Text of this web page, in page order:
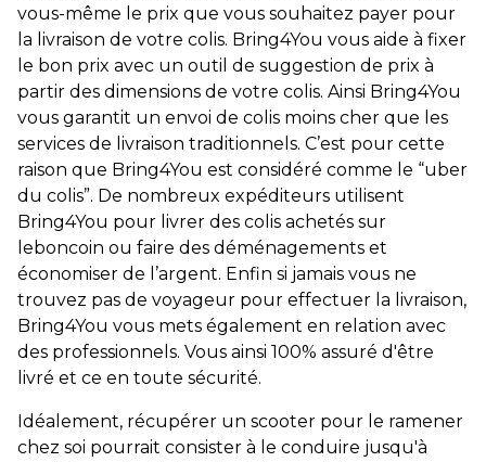
vous-même le prix que vous souhaitez payer pour
la livraison de votre colis. Bring4You vous aide à fixer
le bon prix avec un outil de suggestion de prix à
partir des dimensions de votre colis. Ainsi Bring4You
vous garantit un envoi de colis moins cher que les
services de livraison traditionnels. C’est pour cette
raison que Bring4You est considéré comme le “uber
du colis”. De nombreux expéditeurs utilisent
Bring4You pour livrer des colis achetés sur
leboncoin ou faire des déménagements et
économiser de l’argent. Enfin si jamais vous ne
trouvez pas de voyageur pour effectuer la livraison,
Bring4You vous mets également en relation avec
des professionnels. Vous ainsi 100% assuré d'être
livré et ce en toute sécurité.
Idéalement, récupérer un scooter pour le ramener
chez soi pourrait consister à le conduire jusqu'à